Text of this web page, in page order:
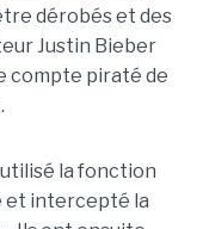
dérobés et des
Justin Bieber
compte piraté de
la fonction
et intercepté la